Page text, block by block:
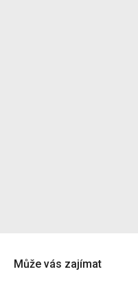
Může vás zajímat